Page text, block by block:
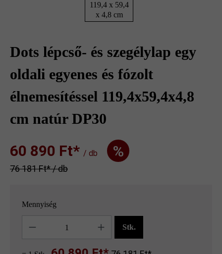
119,4 x 59,4
x 4,8 cm
Dots lépcső- és szegélylap egy
oldali egyenes és fózolt
élnemesítéssel 119,4x59,4x4,8
cm natúr DP30
60 890 Ft‎‎‎* / db %
76 181 Ft‎‎‎* / db
Mennyiség
Stk.